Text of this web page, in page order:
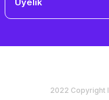
2022 Copyright